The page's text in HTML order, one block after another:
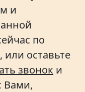
и
по
, или оставьте
звонок и
Вами,